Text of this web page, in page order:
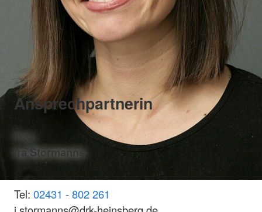
Ansprechpartnerin
Frau
Ira Stormanns
Tel: 02431 - 802 261